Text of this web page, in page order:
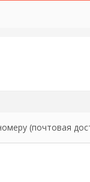
(почтовая